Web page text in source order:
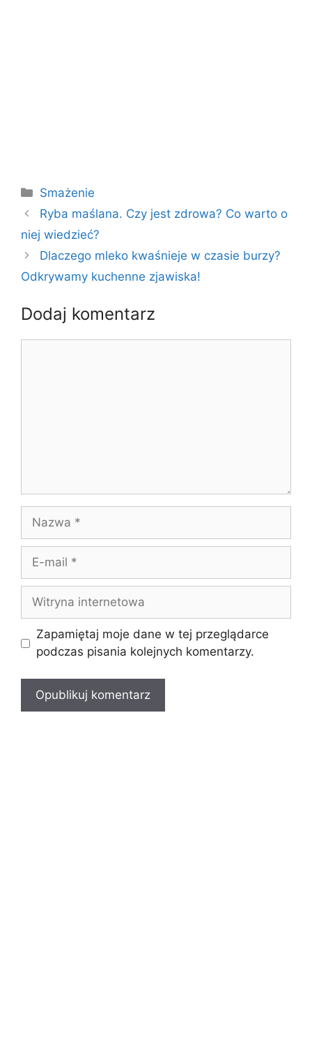
Kategorie
Smażenie
Ryba maślana. Czy jest zdrowa? Co warto o
niej wiedzieć?
Dlaczego mleko kwaśnieje w czasie burzy?
Odkrywamy kuchenne zjawiska!
Dodaj komentarz
Nazwa
Witryna
internetowa
Zapamiętaj moje dane w tej przeglądarce
podczas pisania kolejnych komentarzy.